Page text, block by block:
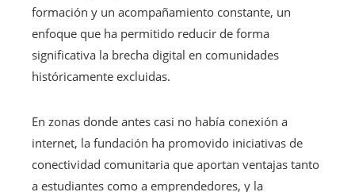
formación y un acompañamiento constante, un
enfoque que ha permitido reducir de forma
significativa la brecha digital en comunidades
históricamente excluidas.
En zonas donde antes casi no había conexión a
internet, la fundación ha promovido iniciativas de
conectividad comunitaria que aportan ventajas tanto
a estudiantes como a emprendedores, y la